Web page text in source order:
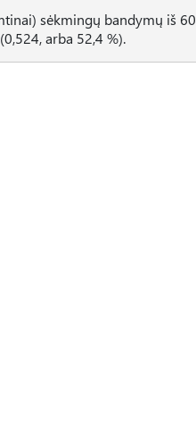
sėkmingų bandymų iš 60
arba 52,4 %).